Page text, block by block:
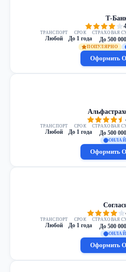
Т-
ТРАНСПОРТ
Любой
СРОК
До 1 года
СТРАХОВАЯ
До 500
ПОПУЛЯРНО
Оформить
ТРАНСПОРТ
Любой
СРОК
До 1 года
СТРАХОВАЯ
До 500
Оформить
ТРАНСПОРТ
Любой
СРОК
До 1 года
СТРАХОВАЯ
До 500
Оформить